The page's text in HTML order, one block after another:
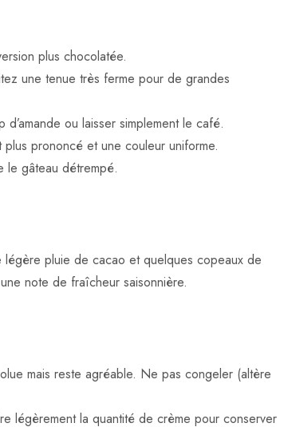
plus chocolatée.
une tenue très ferme pour de grandes
ou laisser simplement le café.
prononcé et une couleur uniforme.
le gâteau détrempé.
pluie de cacao et quelques copeaux de
note de fraîcheur saisonnière.
mais reste agréable. Ne pas congeler (altère
légèrement la quantité de crème pour conserver